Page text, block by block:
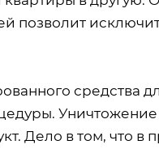
позволит
средства
Дело в том, что в